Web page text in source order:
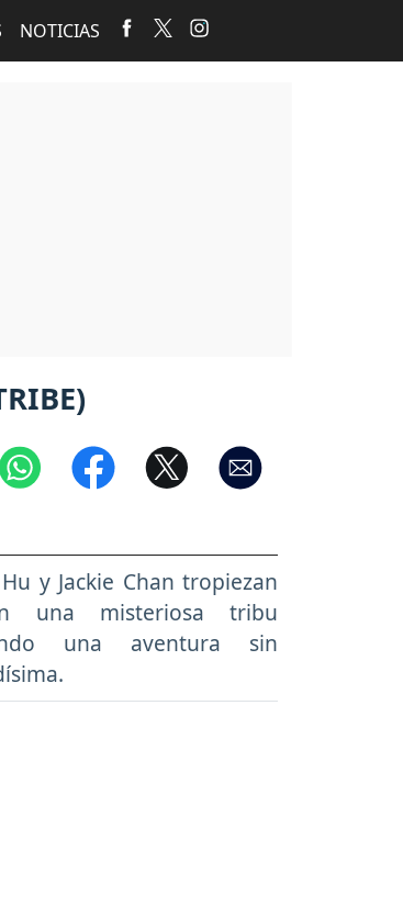
NOTICIAS
y Jackie Chan tropiezan
una misteriosa tribu
una aventura sin